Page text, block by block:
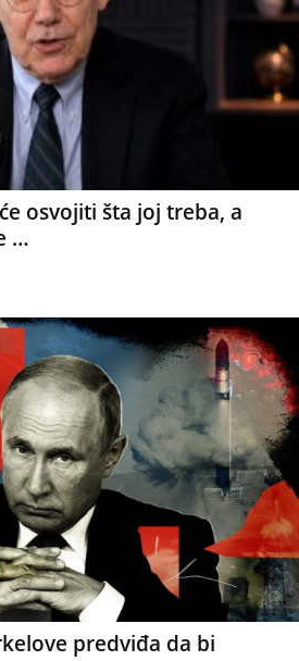
osvojiti šta joj treba, a
…
predviđa da bi